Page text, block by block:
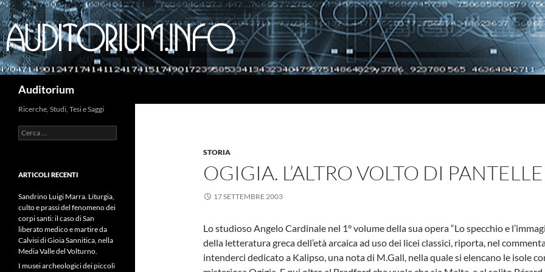
Auditorium
STORIA
OGIGIA. L’ALTRO VOLTO DI
17 SETTEMBRE 2003
Lo studioso Angelo Cardinale nel 1° volume della sua opera “Lo specchio e
della letteratura greca dell’età arcaica ad uso dei licei classici, riporta, nel
intenderci dedicato a Kalipso, una nota di M.Gall, nella quale si elencano le isole
Ricerche, Studi, Tesi e Saggi
Ricerca
per:
ARTICOLI RECENTI
Sandrino Luigi Marra. Liturgia,
culto e prassi del fenomeno dei
corpi santi: il caso di San
liberato medico e martire da
Calvisi di Gioia Sannitica, nella
Media Valle del Volturno.
I musei archeologici dei piccoli